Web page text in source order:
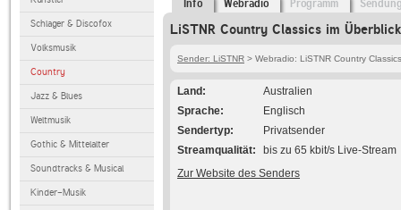
Schlager & Discofox
Volksmusik
Country
Jazz & Blues
Weltmusik
Gothic & Mittelalter
Soundtracks & Musical
Kinder-Musik
Info Webradio Programm
LiSTNR Country Classics im Überblick
Sender: LiSTNR > Webradio: LiSTNR Country Classics
Land
Australien
Sprache
Englisch
Sendertyp
Privatsender
Streamqualität
bis zu 65 kbit/s Live-Stream
Zur Website des Senders